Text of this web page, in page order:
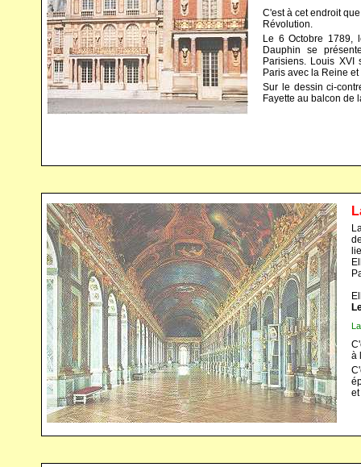
C'est à cet endroit
Révolution.
Le 6 Octobre 1789,
Dauphin se
Parisiens. Louis
Paris avec la Reine
Sur le dessin ci-
Fayette au balcon de
à